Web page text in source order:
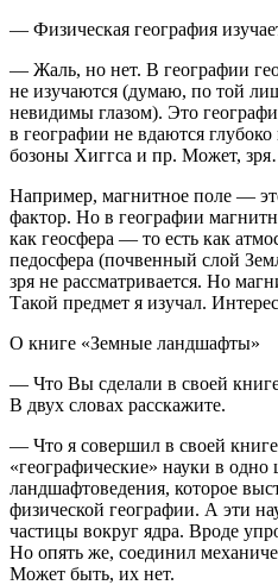
— Физическая география
— Жаль, но нет. В географии
не изучаются (думаю, по той
невидимы глазом). Это
в географии не вдаются
бозоны Хиггса и пр. Может,
Например, магнитное поле —
фактор. Но в географии
как геосфера — то есть как
педосфера (почвенный слой
зря не рассматривается. Но
Такой предмет я изучал.
О книге «Земные ландшафты»
— Что Вы сделали в своей
В двух словах расскажите.
— Что я совершил в своей
«географические» науки в
ландшафтоведения, которое
физической географии. А эти
частицы вокруг ядра. Вроде
Но опять же, соединил
Может быть, их нет.